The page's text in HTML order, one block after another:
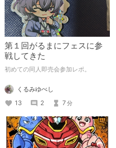
第１回がるまにフェスに参
戦してきた
初めての同人即売会参加レポ。
くるみゆべし
13
2 7分